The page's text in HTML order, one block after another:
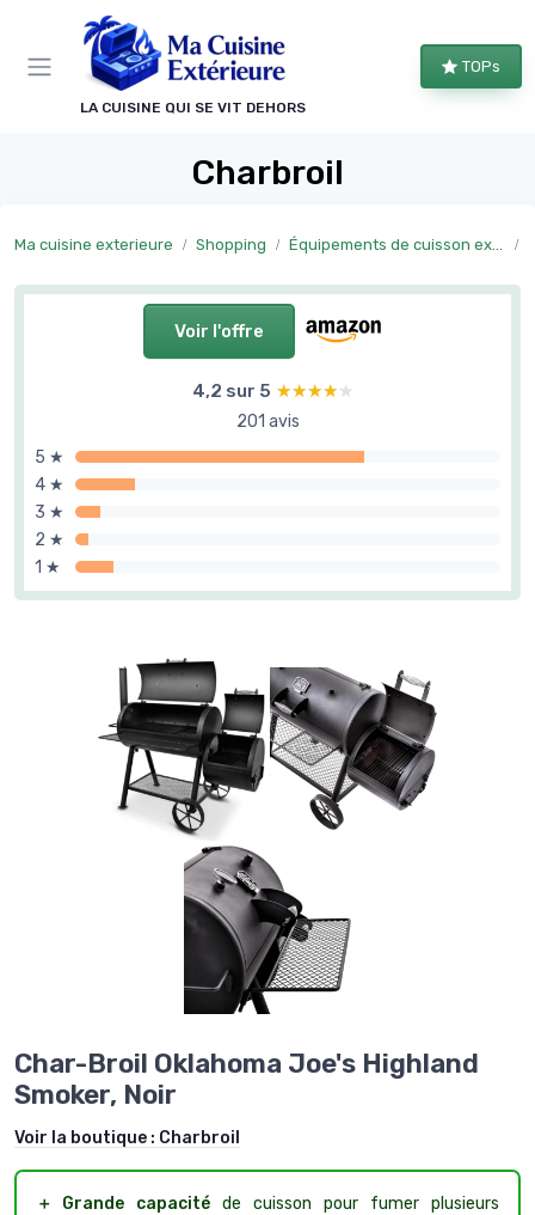
LA CUISINE QUI SE VIT DEHORS
TOPs
Charbroil
Ma cuisine exterieure Shopping Équipements de cuisson extérieure
Voir l'offre
4,2 sur 5 ★★★★★
★★★★★
201 avis
5 ★
4 ★
3 ★
2 ★
1 ★
Char-Broil Oklahoma Joe's Highland
Smoker, Noir
Voir la boutique : Charbroil
＋ Grande capacité de cuisson pour fumer plusieurs
Panneau de gestion des cookies